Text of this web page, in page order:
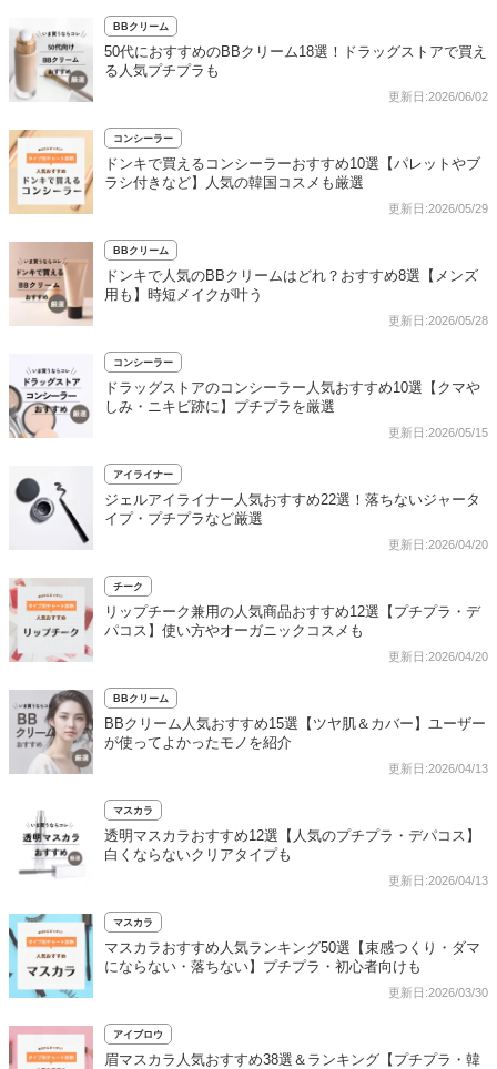
BBクリーム
50代におすすめのBBクリーム18選！ドラッグストアで買え
る人気プチプラも
更新日:2026/06/02
コンシーラー
ドンキで買えるコンシーラーおすすめ10選【パレットやブ
ラシ付きなど】人気の韓国コスメも厳選
更新日:2026/05/29
BBクリーム
ドンキで人気のBBクリームはどれ？おすすめ8選【メンズ
用も】時短メイクが叶う
更新日:2026/05/28
コンシーラー
ドラッグストアのコンシーラー人気おすすめ10選【クマや
しみ・ニキビ跡に】プチプラを厳選
更新日:2026/05/15
アイライナー
ジェルアイライナー人気おすすめ22選！落ちないジャータ
イプ・プチプラなど厳選
更新日:2026/04/20
チーク
リップチーク兼用の人気商品おすすめ12選【プチプラ・デ
パコス】使い方やオーガニックコスメも
更新日:2026/04/20
BBクリーム
BBクリーム人気おすすめ15選【ツヤ肌＆カバー】ユーザー
が使ってよかったモノを紹介
更新日:2026/04/13
マスカラ
透明マスカラおすすめ12選【人気のプチプラ・デパコス】
白くならないクリアタイプも
更新日:2026/04/13
マスカラ
マスカラおすすめ人気ランキング50選【束感つくり・ダマ
にならない・落ちない】プチプラ・初心者向けも
更新日:2026/03/30
アイブロウ
眉マスカラ人気おすすめ38選＆ランキング【プチプラ・韓